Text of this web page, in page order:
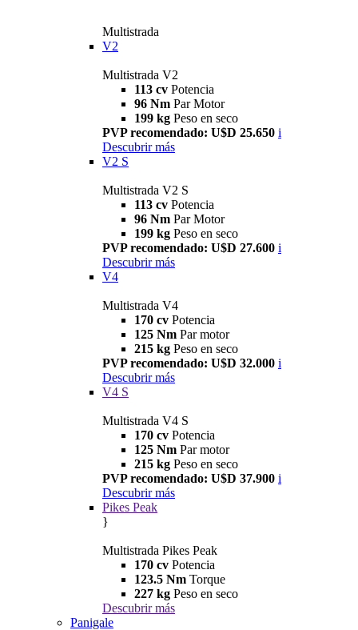
Multistrada
V2
Multistrada V2
113 cv Potencia
96 Nm Par Motor
199 kg Peso en seco
PVP recomendado: U$D 25.650 i
Descubrir más
V2 S
Multistrada V2 S
113 cv Potencia
96 Nm Par Motor
199 kg Peso en seco
PVP recomendado: U$D 27.600 i
Descubrir más
V4
Multistrada V4
170 cv Potencia
125 Nm Par motor
215 kg Peso en seco
PVP recomendado: U$D 32.000 i
Descubrir más
V4 S
Multistrada V4 S
170 cv Potencia
125 Nm Par motor
215 kg Peso en seco
PVP recomendado: U$D 37.900 i
Descubrir más
Pikes Peak
}
Multistrada Pikes Peak
170 cv Potencia
123.5 Nm Torque
227 kg Peso en seco
Descubrir más
Panigale